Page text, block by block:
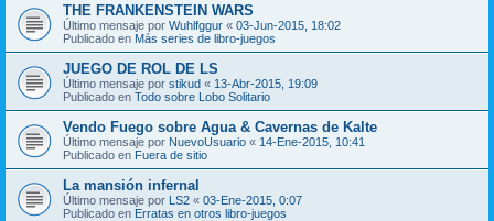
THE FRANKENSTEIN WARS
Último mensaje por Wuhlfggur « 03-Jun-2015, 18:02
Publicado en Más series de libro-juegos
JUEGO DE ROL DE LS
Último mensaje por stikud « 13-Abr-2015, 19:09
Publicado en Todo sobre Lobo Solitario
Vendo Fuego sobre Agua & Cavernas de Kalte
Último mensaje por NuevoUsuario « 14-Ene-2015, 10:41
Publicado en Fuera de sitio
La mansión infernal
Último mensaje por LS2 « 03-Ene-2015, 0:07
Publicado en Erratas en otros libro-juegos